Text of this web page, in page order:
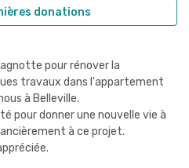
donations
pour rénover la
travaux dans l'appartement
à Belleville.
pour donner une nouvelle vie à
à ce projet.